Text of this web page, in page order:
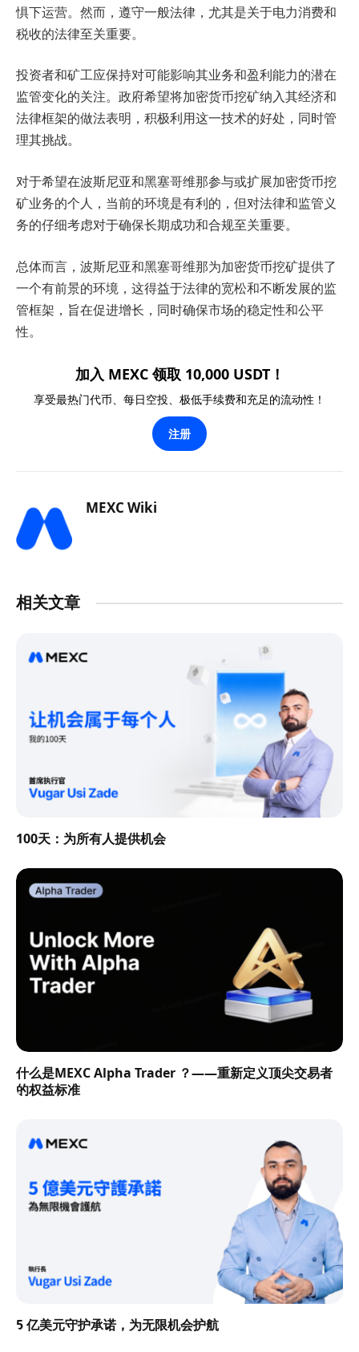
惧下运营。然而，遵守一般法律，尤其是关于电力消费和
税收的法律至关重要。
投资者和矿工应保持对可能影响其业务和盈利能力的潜在
监管变化的关注。政府希望将加密货币挖矿纳入其经济和
法律框架的做法表明，积极利用这一技术的好处，同时管
理其挑战。
对于希望在波斯尼亚和黑塞哥维那参与或扩展加密货币挖
矿业务的个人，当前的环境是有利的，但对法律和监管义
务的仔细考虑对于确保长期成功和合规至关重要。
总体而言，波斯尼亚和黑塞哥维那为加密货币挖矿提供了
一个有前景的环境，这得益于法律的宽松和不断发展的监
管框架，旨在促进增长，同时确保市场的稳定性和公平
性。
加入 MEXC 领取 10,000 USDT！
享受最热门代币、每日空投、极低手续费和充足的流动性！
注册
MEXC Wiki
相关文章
100天：为所有人提供机会
什么是MEXC Alpha Trader ？——重新定义顶尖交易者
的权益标准
5 亿美元守护承诺，为无限机会护航